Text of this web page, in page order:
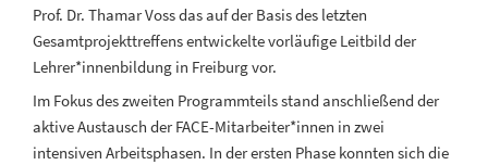
Prof. Dr. Thamar Voss das auf der Basis des letzten
Gesamtprojekttreffens entwickelte vorläufige Leitbild der
Lehrer*innenbildung in Freiburg vor.
Im Fokus des zweiten Programmteils stand anschließend der
aktive Austausch der FACE-Mitarbeiter*innen in zwei
intensiven Arbeitsphasen. In der ersten Phase konnten sich die